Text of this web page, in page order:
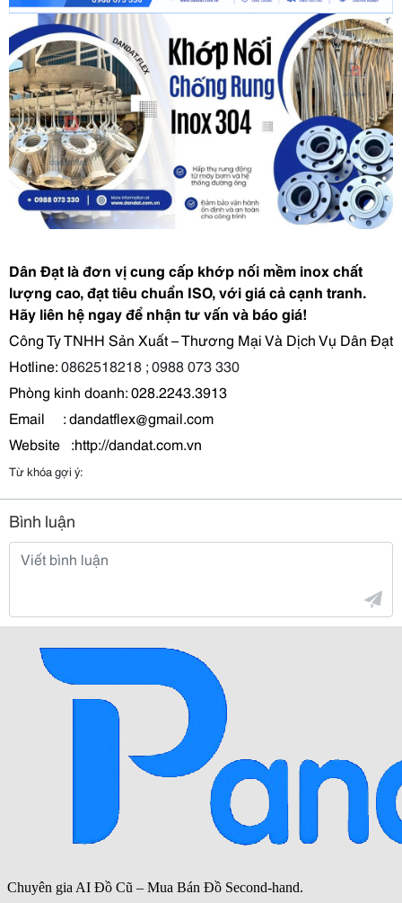
Dân Đạt là đơn vị cung cấp khớp nối mềm inox chất
lượng cao, đạt tiêu chuẩn ISO, với giá cả cạnh tranh.
Hãy liên hệ ngay để nhận tư vấn và báo giá!
Công Ty TNHH Sản Xuất – Thương Mại Và Dịch Vụ Dân Đạt
Hotline:0862518218 ;0988 073 330
Phòng kinh doanh: 028.2243.3913
Email
: dandatflex@gmail.com
Website :http://dandat.com.vn
Từ khóa gợi ý:
Bình luận